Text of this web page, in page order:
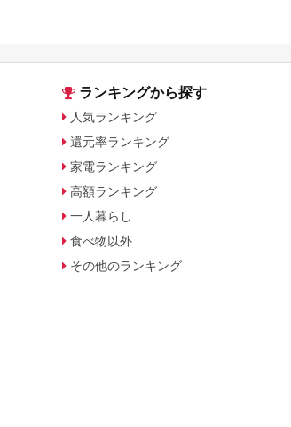
ランキングから探す
人気ランキング
還元率ランキング
家電ランキング
高額ランキング
一人暮らし
食べ物以外
その他のランキング